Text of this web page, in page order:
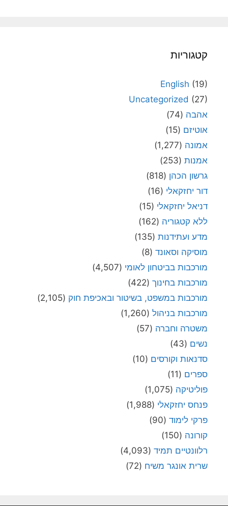
קטגוריות
English (19)
Uncategorized (27)
אהבה (74)
אוטיזם (15)
אמונה (1,277)
אמנות (253)
גרשון הכהן (818)
דור יחזקאלי (16)
דניאל יחזקאלי (15)
ללא קטגוריה (162)
מדע ועתידנות (135)
מוסיקה וסאונד (8)
מורכבות בביטחון לאומי (4,507)
מורכבות בחינוך (422)
מורכבות במשפט, בשיטור ובאכיפת חוק (2,105)
מורכבות בניהול (1,260)
משטרה וחברה (57)
נשים (43)
סדנאות וקורסים (10)
ספרים (11)
פוליטיקה (1,075)
פנחס יחזקאלי (1,988)
פרקי לימוד (90)
קורונה (150)
רלוונטיים תמיד (4,093)
שרית אונגר משיח (72)